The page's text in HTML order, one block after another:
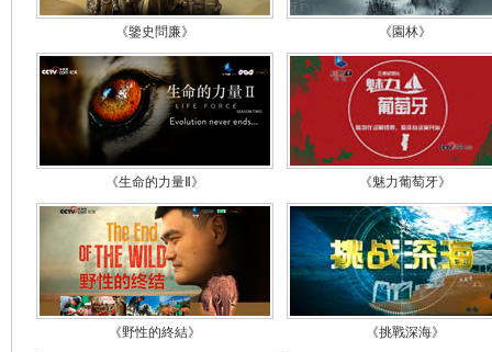
《鑒史問廉》 《園林》
《生命的力量Ⅱ》 《魅力葡萄牙》
《野性的終結》 《挑戰深海》